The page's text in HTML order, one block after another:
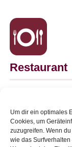
Um dir ein optimales
Cookies, um
zuzugreifen. Wenn
wie das
Restaurant
Warme Küche
21:00 Uhr an.
→